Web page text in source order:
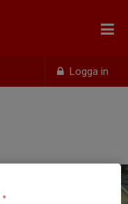
Logga in